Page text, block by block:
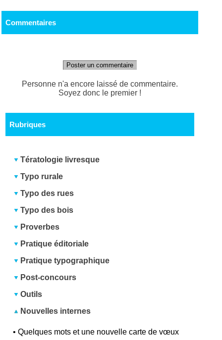
Commentaires
Poster un commentaire
Personne n'a encore laissé de commentaire.
Soyez donc le premier !
Rubriques
Tératologie livresque
Typo rurale
Typo des rues
Typo des bois
Proverbes
Pratique éditoriale
Pratique typographique
Post-concours
Outils
Nouvelles internes
•Quelques mots et une nouvelle carte de vœux